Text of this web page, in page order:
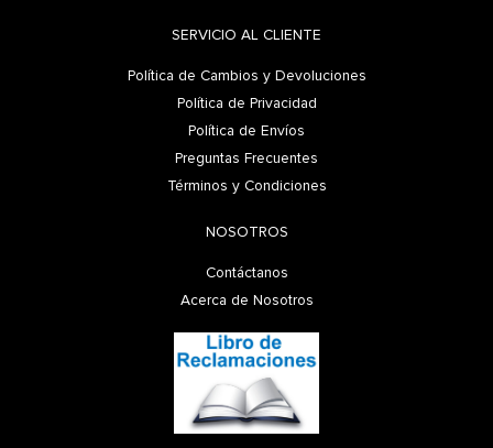
SERVICIO AL CLIENTE
Política de Cambios y Devoluciones
Política de Privacidad
Política de Envíos
Preguntas Frecuentes
Términos y Condiciones
NOSOTROS
Contáctanos
Acerca de Nosotros